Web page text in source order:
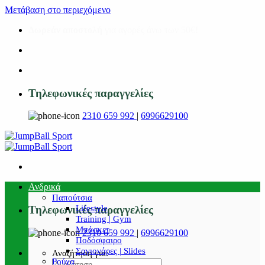
Μετάβαση στο περιεχόμενο
Τηλεφωνικές παραγγελίες
2310 659 992 | 6996629100
Τηλεφωνικές παραγγελίες
2310 659 992 | 6996629100
Αναζήτηση για:
Ανδρικά
Παπούτσια
Lifestyle
Training | Gym
Μπάσκετ
Ποδόσφαιρο
Σαγιονάρες | Slides
Ρούχα